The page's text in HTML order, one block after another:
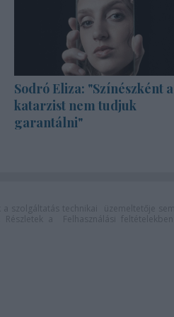
Sodró Eliza: "Színészként a
katarzist nem tudjuk
garantálni"